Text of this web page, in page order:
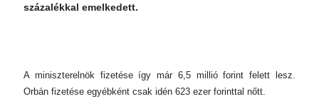
százalékkal emelkedett.
A miniszterelnök fizetése így már 6,5 millió forint felett lesz.
Orbán fizetése egyébként csak idén 623 ezer forinttal nőtt.